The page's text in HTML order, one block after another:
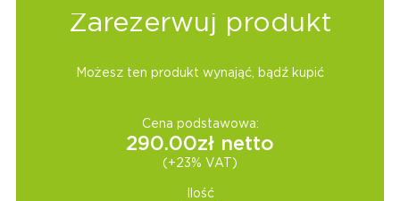
Zarezerwuj produkt
Możesz ten produkt wynająć, bądź kupić
Cena podstawowa:
290.00zł netto
(+23% VAT)
Ilość